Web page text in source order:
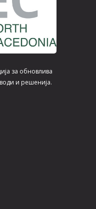
за обновлива
и решенија.